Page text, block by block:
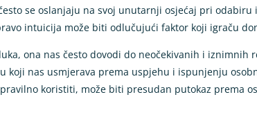
se oslanjaju na svoj unutarnji osjećaj pri
intuicija može biti odlučujući faktor koji igraču
ona nas često dovodi do neočekivanih i iznimnih
koji nas usmjerava prema uspjehu i ispunjenju
koristiti, može biti presudan putokaz prema